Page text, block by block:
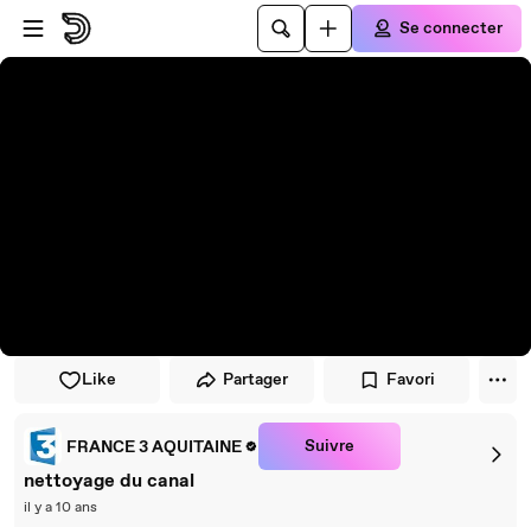
Passer au player
Passer au contenu principal
Se connecter
Like Partager Favori
FRANCE 3 AQUITAINE Suivre
nettoyage du canal
il y a 10 ans